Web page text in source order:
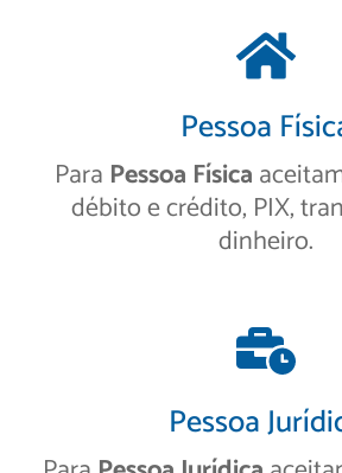
Pessoa
Para Pessoa Física
débito e crédito, PIX,
dinheiro.
Pessoa